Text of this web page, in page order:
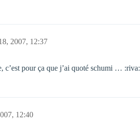
2007, 12:37
c’est pour ça que j’ai quoté schumi … :riva:
12:40